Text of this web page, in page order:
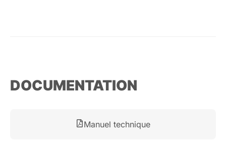
DOCUMENTATION
Manuel technique